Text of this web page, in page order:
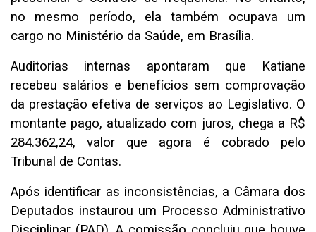
no mesmo período, ela também ocupava um
cargo no Ministério da Saúde, em Brasília.
Auditorias internas apontaram que Katiane
recebeu salários e benefícios sem comprovação
da prestação efetiva de serviços ao Legislativo. O
montante pago, atualizado com juros, chega a R$
284.362,24, valor que agora é cobrado pelo
Tribunal de Contas.
Após identificar as inconsistências, a Câmara dos
Deputados instaurou um Processo Administrativo